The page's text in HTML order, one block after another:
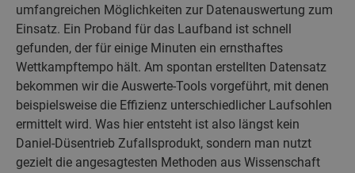
umfangreichen Möglichkeiten zur Datenauswertung zum
Einsatz. Ein Proband für das Laufband ist schnell
gefunden, der für einige Minuten ein ernsthaftes
Wettkampftempo hält. Am spontan erstellten Datensatz
bekommen wir die Auswerte-Tools vorgeführt, mit denen
beispielsweise die Effizienz unterschiedlicher Laufsohlen
ermittelt wird. Was hier entsteht ist also längst kein
Daniel-Düsentrieb Zufallsprodukt, sondern man nutzt
gezielt die angesagtesten Methoden aus Wissenschaft